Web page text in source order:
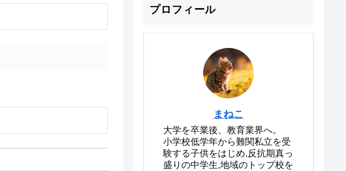
プロフィール
まねこ
大学を卒業後、教育業界へ。
小学校低学年から難関私立を受
験する子供をはじめ,反抗期真っ
盛りの中学生,地域のトップ校を